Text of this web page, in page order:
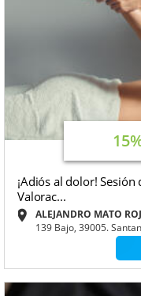
¡Adiós al dolor!
Valorac...
ALEJANDRO MATO
139 Bajo, 39005.